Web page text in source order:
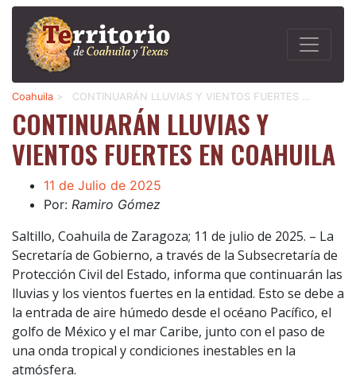
Coahuila > CONTINUARÁN LLUVIAS Y VIENTOS FUERTES …
CONTINUARÁN LLUVIAS Y
VIENTOS FUERTES EN COAHUILA
11 de Julio de 2025
Por: Ramiro Gómez
Saltillo, Coahuila de Zaragoza; 11 de julio de 2025. – La
Secretaría de Gobierno, a través de la Subsecretaría de
Protección Civil del Estado, informa que continuarán las
lluvias y los vientos fuertes en la entidad. Esto se debe a
la entrada de aire húmedo desde el océano Pacífico, el
golfo de México y el mar Caribe, junto con el paso de
una onda tropical y condiciones inestables en la
atmósfera.